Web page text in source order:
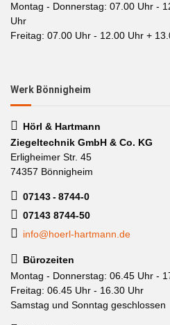
Montag - Donnerstag: 07.00 Uhr -
Uhr
Freitag: 07.00 Uhr - 12.00 Uhr +
Werk Bönnigheim
Hörl & Hartmann
Ziegeltechnik GmbH & Co. KG
Erligheimer Str. 45
74357 Bönnigheim
07143 - 8744-0
07143 8744-50
info@hoerl-hartmann.de
Bürozeiten
Montag - Donnerstag: 06.45 Uhr -
Freitag: 06.45 Uhr - 16.30 Uhr
Samstag und Sonntag geschlossen